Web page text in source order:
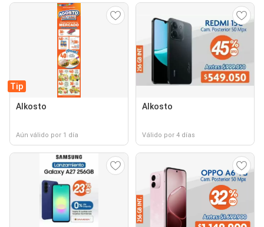
Tip
Alkosto
Aún válido por 1 día
Alkosto
Válido por 4 días